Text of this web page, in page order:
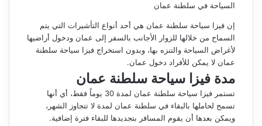
السياحة في سلطنة عمان
إن فيزا سياحة سلطنة عمان هي أحد أنواع التأشيرات التي يتم
السماح من خلالها للزوار الأجانب بالسفر إلى عمان ودخول أراضيها
لأغراض السياحة والتنزه بها، وبدون استخراج فيزا سياحة سلطنة
عمان لا يمكن للأفراد دخول عمان.
مدة فيزا سياحة سلطنة عمان
تستمر فيزا سياحة سلطنة عمان لمدة 30 يوماً فقط، أي أنها
تسمح لحاملها بالبقاء في سلطنة عمان لمدة لا تتجاوز الشهر،
ويمكن بعدها أن يقوم المسافر بتجديدها للبقاء فترة إضافية.